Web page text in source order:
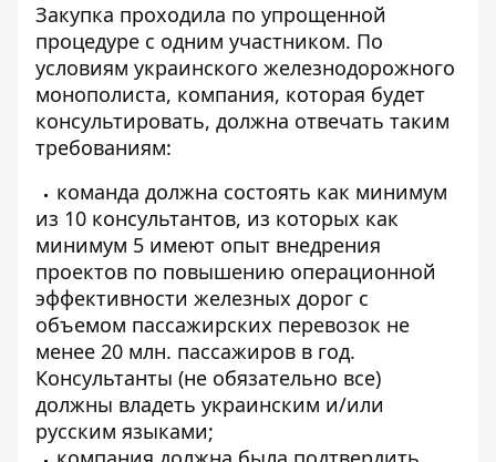
Закупка проходила по упрощенной
процедуре с одним участником. По
условиям украинского железнодорожного
монополиста, компания, которая будет
консультировать, должна отвечать таким
требованиям:
команда должна состоять как минимум
из 10 консультантов, из которых как
минимум 5 имеют опыт внедрения
проектов по повышению операционной
эффективности железных дорог с
объемом пассажирских перевозок не
менее 20 млн. пассажиров в год.
Консультанты (не обязательно все)
должны владеть украинским и/или
русским языками;